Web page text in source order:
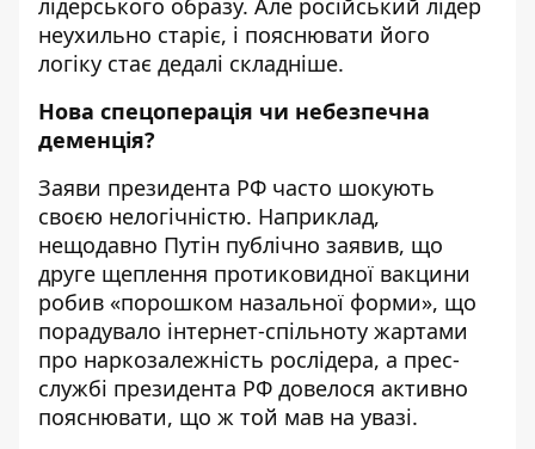
лідерського образу. Але російський лідер
неухильно старіє, і пояснювати його
логіку стає дедалі складніше.
Нова спецоперація чи небезпечна
деменція?
Заяви президента РФ часто шокують
своєю нелогічністю. Наприклад,
нещодавно Путін публічно заявив, що
друге щеплення протиковидної вакцини
робив «порошком назальної форми», що
порадувало інтернет-спільноту жартами
про наркозалежність рослідера, а прес-
службі президента РФ довелося активно
пояснювати, що ж той мав на увазі.